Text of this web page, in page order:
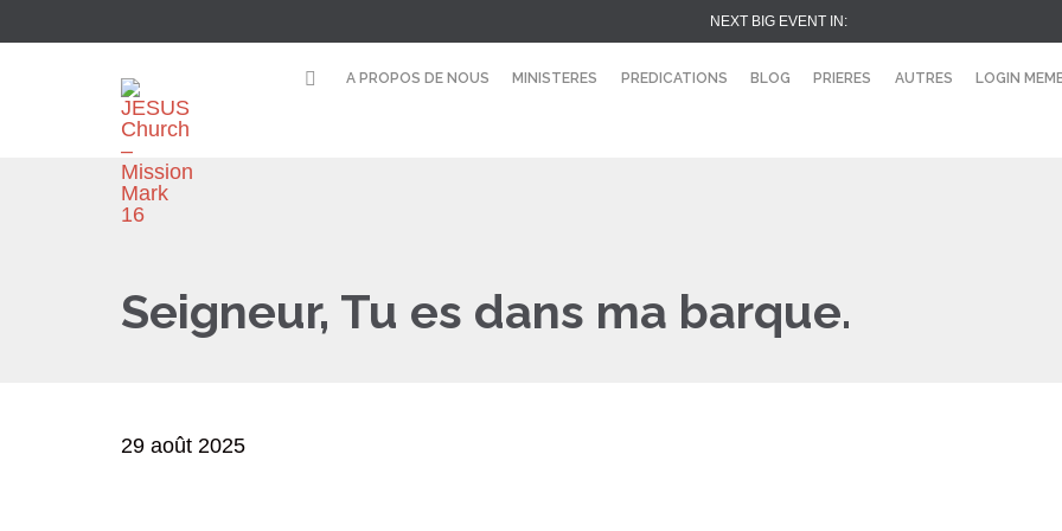
NEXT BIG EVENT IN:
A PROPOS DE NOUS MINISTERES PREDICATIONS BLOG PRIERES AUTRES LOGIN
Seigneur, Tu es dans ma barque.
29 août 2025